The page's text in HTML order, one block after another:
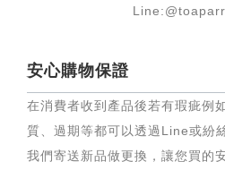
安心購物保證
在消費者收到產品後若有瑕疵例
質、過期等都可以透過Line或紛
我們寄送新品做更換，讓您買的